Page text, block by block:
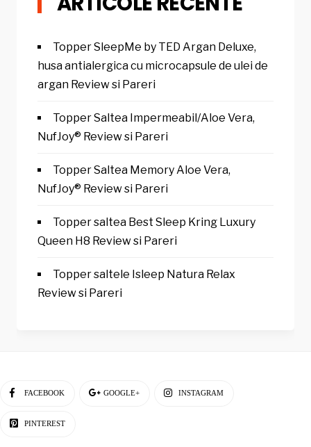
Topper SleepMe by TED Argan Deluxe,
husa antialergica cu microcapsule de ulei de
argan Review si Pareri
Topper Saltea Impermeabil/Aloe Vera,
NufJoy® Review si Pareri
Topper Saltea Memory Aloe Vera,
NufJoy® Review si Pareri
Topper saltea Best Sleep Kring Luxury
Queen H8 Review si Pareri
Topper saltele Isleep Natura Relax
Review si Pareri
FACEBOOK GOOGLE+ INSTAGRAM
PINTEREST